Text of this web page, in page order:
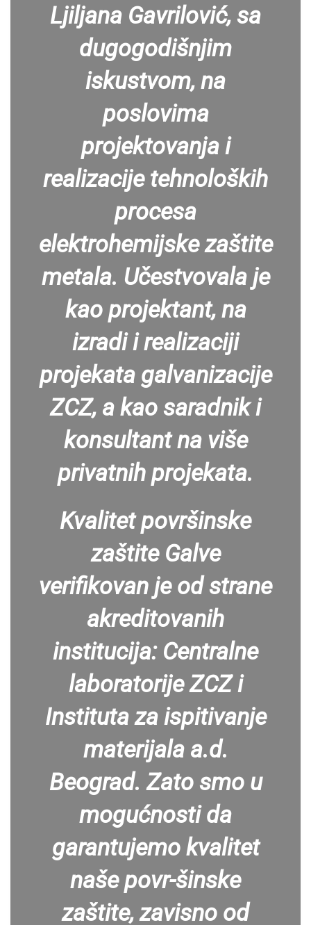
Ljiljana Gavrilović, sa
dugogodišnjim
iskustvom, na
poslovima
projektovanja i
realizacije tehnoloških
procesa
elektrohemijske zaštite
metala. Učestvovala je
kao projektant, na
izradi i realizaciji
projekata galvanizacije
ZCZ, a kao saradnik i
konsultant na više
privatnih projekata.
Kvalitet površinske
zaštite Galve
verifikovan je od strane
akreditovanih
institucija: Centralne
laboratorije ZCZ i
Instituta za ispitivanje
materijala a.d.
Beograd. Zato smo u
mogućnosti da
garantujemo kvalitet
naše povr-šinske
zaštite, zavisno od